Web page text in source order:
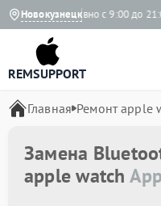
Новокузнецк
Ежедневно с 9:00 до 21:00
REMSUPPORT
Главная Ремонт apple
Замена
apple watch